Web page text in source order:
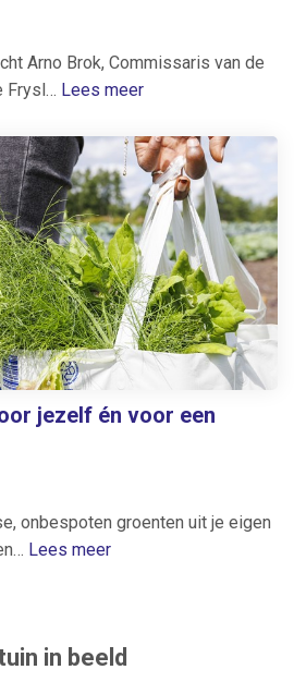
Arno Brok, Commissaris van de
Frysl… Lees meer
jezelf én voor een
onbespoten groenten uit je eigen
Lees meer
in beeld